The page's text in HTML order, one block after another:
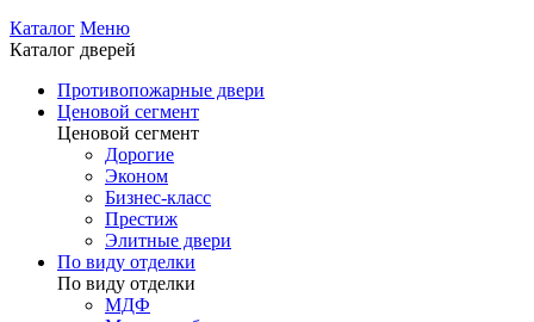
Каталог Меню
Каталог дверей
Противопожарные двери
Ценовой сегмент
Ценовой сегмент
Дорогие
Эконом
Бизнес-класс
Престиж
Элитные двери
По виду отделки
По виду отделки
МДФ